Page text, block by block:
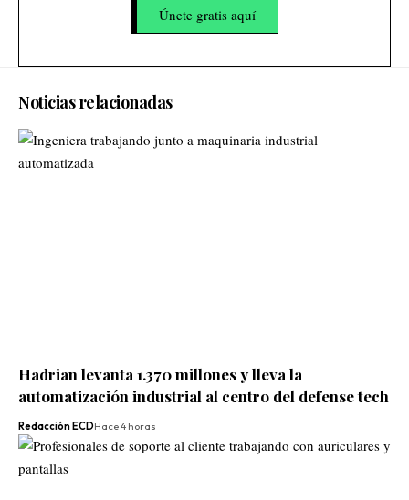
Únete gratis aquí
Noticias relacionadas
Hadrian levanta 1.370 millones y lleva la
automatización industrial al centro del defense tech
Redacción ECDHace 4 horas